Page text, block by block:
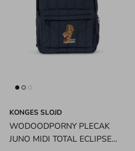
KONGES SLOJD
WODOODPORNY PLECAK
JUNO MIDI TOTAL ECLIPSE